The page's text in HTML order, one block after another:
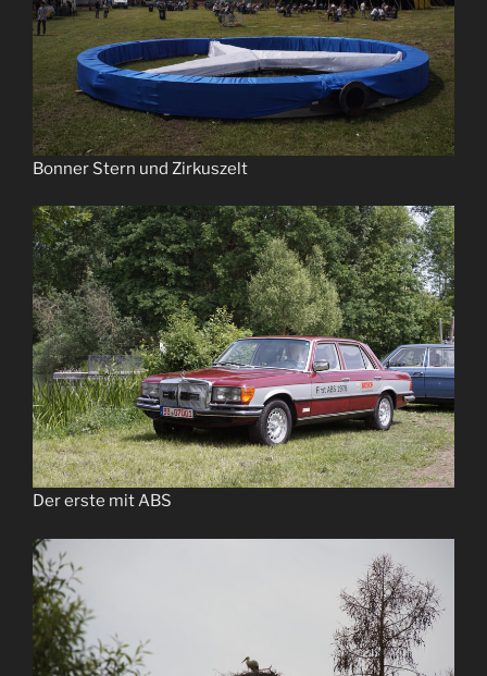
Bonner Stern und Zirkuszelt
Der erste mit ABS